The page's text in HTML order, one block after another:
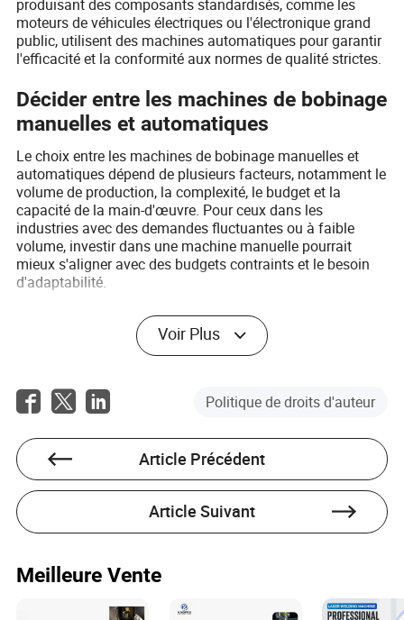
produisant des composants standardisés, comme les
moteurs de véhicules électriques ou l'électronique grand
public, utilisent des machines automatiques pour garantir
l'efficacité et la conformité aux normes de qualité strictes.
Décider entre les machines de bobinage
manuelles et automatiques
Le choix entre les machines de bobinage manuelles et
automatiques dépend de plusieurs facteurs, notamment le
volume de production, la complexité, le budget et la
capacité de la main-d'œuvre. Pour ceux dans les
industries avec des demandes fluctuantes ou à faible
volume, investir dans une machine manuelle pourrait
mieux s'aligner avec des budgets contraints et le besoin
d'adaptabilité.
Inversement, si vos besoins de production sont élevés et
constants, une machine automatique pourrait présenter
une valeur au fil du temps grâce à une production accrue
également crucial de considérer le coût de la formation du
personnel d'exploitation et le besoin potentiel de support
automatiques plus avancés.
Conclusion
La sélection de la machine de bobinage de moteur
appropriée est une décision stratégique qui influence
pesant les avantages et les inconvénients des options
manuelles et automatiques dans le contexte des besoins
uniques de fabrication, les entreprises peuvent aligner
Voir Plus
Politique de droits d'auteur
Article Précédent
Article Suivant
Meilleure Vente